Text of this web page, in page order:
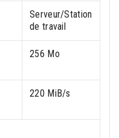
Serveur/Station
de travail
256 Mo
220 MiB/s